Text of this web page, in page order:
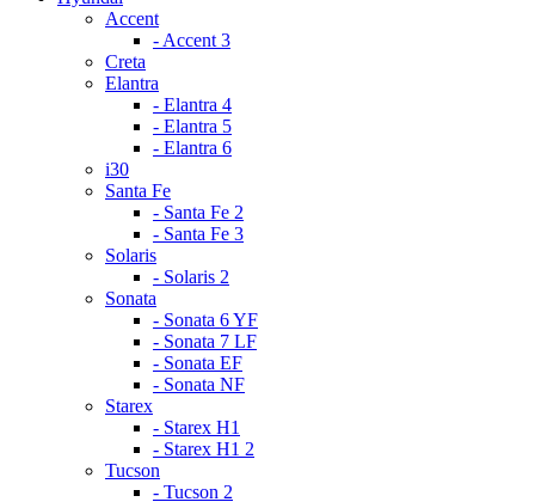
Accent
- Accent 3
Creta
Elantra
- Elantra 4
- Elantra 5
- Elantra 6
i30
Santa Fe
- Santa Fe 2
- Santa Fe 3
Solaris
- Solaris 2
Sonata
- Sonata 6 YF
- Sonata 7 LF
- Sonata EF
- Sonata NF
Starex
- Starex H1
- Starex H1 2
Tucson
- Tucson 2